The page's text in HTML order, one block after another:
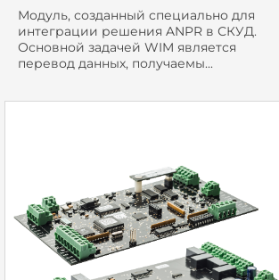
Модуль, созданный специально для
интеграции решения ANPR в СКУД.
Основной задачей WIM является
перевод данных, получаемы...